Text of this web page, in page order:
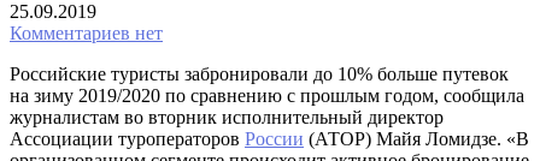
25.09.2019
Комментариев нет
Российские туристы забронировали до 10% больше путевок
на зиму 2019/2020 по сравнению с прошлым годом, сообщила
журналистам во вторник исполнительный директор
Ассоциации туроператоров России (АТОР) Майя Ломидзе. «В